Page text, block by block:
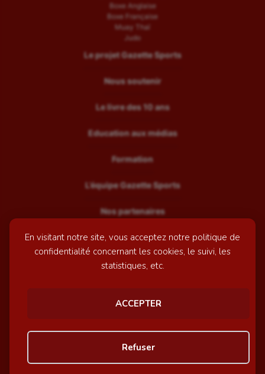
En visitant notre site, vous acceptez notre politique de
confidentialité concernant les cookies, le suivi, les
statistiques, etc.
ACCEPTER
Refuser
Boxe Anglaise
Boxe Française
Muay Thaï
Judo
Le projet Gazette Sports
Nous soutenir
Le livre des 10 ans
Education aux médias
Formation
L’équipe Gazette Sports
Nos partenaires
Recrutement
Mentions légales
© GazetteSports - 2026 | Site internet réalisé par
Awelty